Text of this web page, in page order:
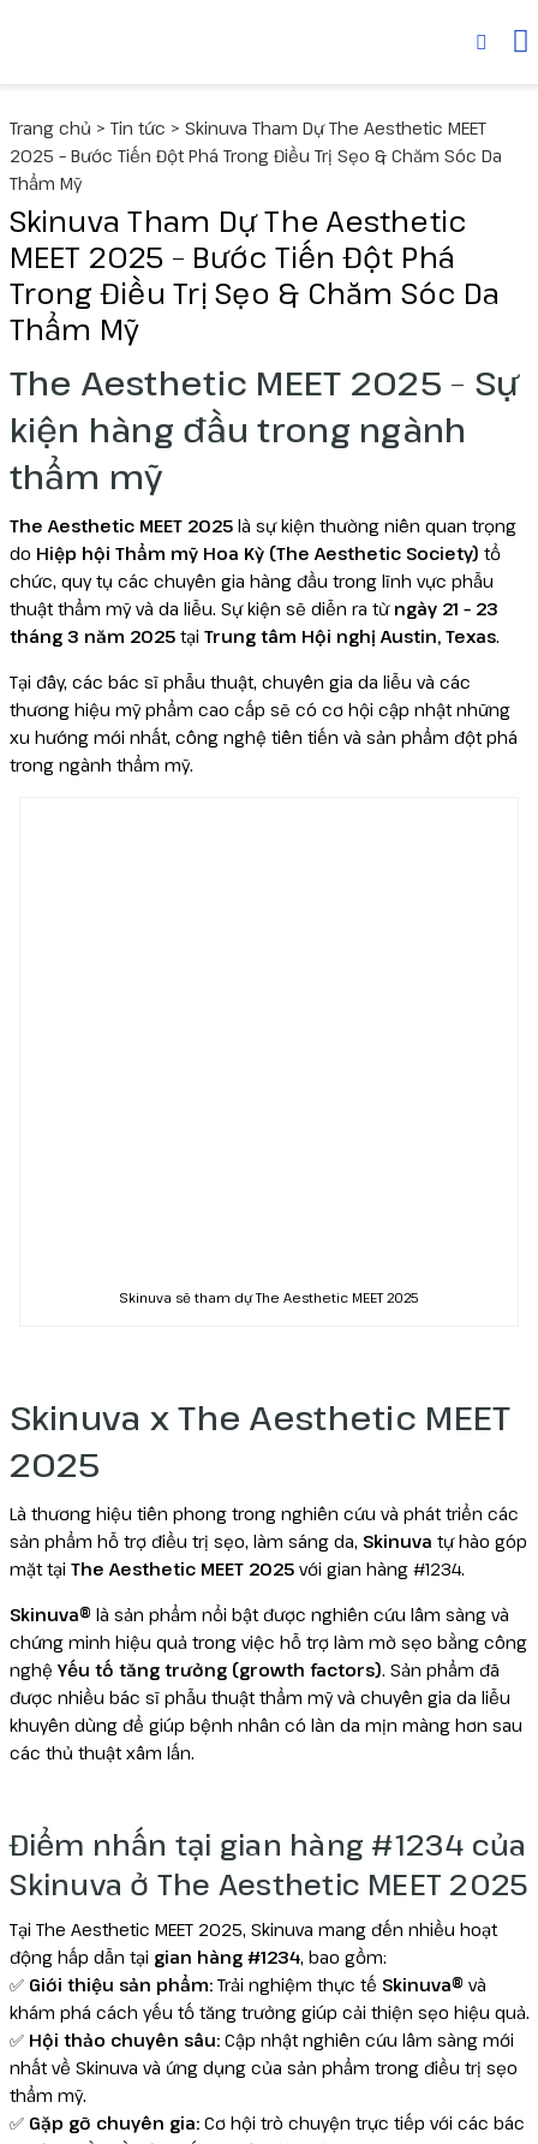
Trang chủ > Tin tức > Skinuva Tham Dự The Aesthetic MEET
2025 – Bước Tiến Đột Phá Trong Điều Trị Sẹo & Chăm Sóc Da
Thẩm Mỹ
Skinuva Tham Dự The Aesthetic
MEET 2025 – Bước Tiến Đột Phá
Trong Điều Trị Sẹo & Chăm Sóc Da
Thẩm Mỹ
The Aesthetic MEET 2025 – Sự
kiện hàng đầu trong ngành
thẩm mỹ
The Aesthetic MEET 2025là sự kiện thường niên quan trọng
do Hiệp hội Thẩm mỹ Hoa Kỳ (The Aesthetic Society) tổ
chức, quy tụ các chuyên gia hàng đầu trong lĩnh vực phẫu
thuật thẩm mỹ và da liễu. Sự kiện sẽ diễn ra từ ngày 21 – 23
tháng 3 năm 2025tại Trung tâm Hội nghị Austin, Texas.
Tại đây, các bác sĩ phẫu thuật, chuyên gia da liễu và các
thương hiệu mỹ phẩm cao cấp sẽ có cơ hội cập nhật những
xu hướng mới nhất, công nghệ tiên tiến và sản phẩm đột phá
trong ngành thẩm mỹ.
Skinuva sẽ tham dự The Aesthetic MEET 2025
Skinuva x The Aesthetic MEET
2025
Là thương hiệu tiên phong trong nghiên cứu và phát triển các
sản phẩm hỗ trợ điều trị sẹo, làm sáng da, Skinuva tự hào góp
mặt tại The Aesthetic MEET 2025 với gian hàng #1234.
Skinuva® là sản phẩm nổi bật được nghiên cứu lâm sàng và
chứng minh hiệu quả trong việc hỗ trợ làm mờ sẹo bằng công
nghệ Yếu tố tăng trưởng (growth factors). Sản phẩm đã
được nhiều bác sĩ phẫu thuật thẩm mỹ và chuyên gia da liễu
khuyên dùng để giúp bệnh nhân có làn da mịn màng hơn sau
các thủ thuật xâm lấn.
Điểm nhấn tại gian hàng #1234 của
Skinuva ở The Aesthetic MEET 2025
Tại The Aesthetic MEET 2025, Skinuva mang đến nhiều hoạt
động hấp dẫn tại gian hàng #1234, bao gồm:
✅ Giới thiệu sản phẩm:Trải nghiệm thực tế Skinuva® và
khám phá cách yếu tố tăng trưởng giúp cải thiện sẹo hiệu quả.
✅ Hội thảo chuyên sâu:Cập nhật nghiên cứu lâm sàng mới
nhất về Skinuva và ứng dụng của sản phẩm trong điều trị sẹo
thẩm mỹ.
✅ Gặp gỡ chuyên gia:Cơ hội trò chuyện trực tiếp với các bác